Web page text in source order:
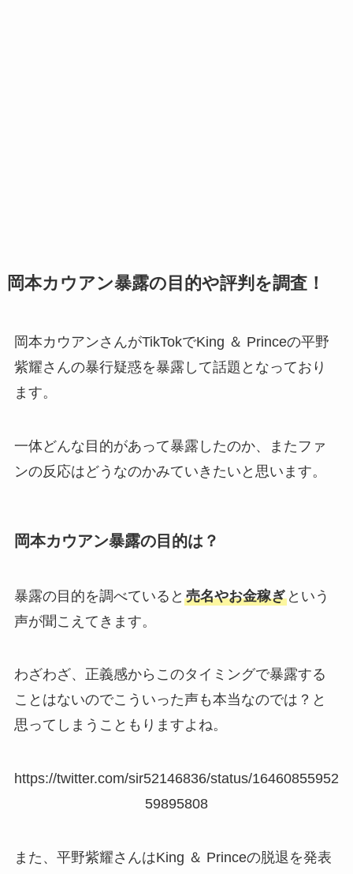
岡本カウアン暴露の目的や評判を調査！
岡本カウアンさんがTikTokでKing ＆ Princeの平野
紫耀さんの暴行疑惑を暴露して話題となっており
ます。
一体どんな目的があって暴露したのか、またファ
ンの反応はどうなのかみていきたいと思います。
岡本カウアン暴露の目的は？
暴露の目的を調べていると 売名やお金稼ぎという
声が聞こえてきます。
わざわざ、正義感からこのタイミングで暴露する
ことはないのでこういった声も本当なのでは？と
思ってしまうこともりますよね。
https://twitter.com/sir52146836/status/16460855952
59895808
また、平野紫耀さんはKing ＆ Princeの脱退を発表